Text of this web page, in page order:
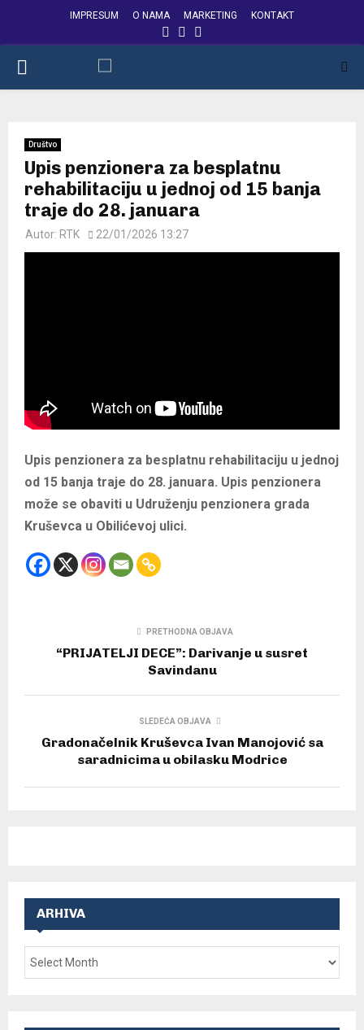
IMPRESUM O NAMA MARKETING KONTAKT
FACEBOOK
INSTAGRAM
PRIMARY
Društvo
Upis penzionera za besplatnu
rehabilitaciju u jednoj od 15 banja
traje do 28. januara
Autor: RTK 22/01/2026 13:27
Upis penzionera za besplatnu rehabilitaciju u jednoj
od 15 banja traje do 28. januara. Upis penzionera
može se obaviti u Udruženju penzionera grada
Kruševca u Obilićevoj ulici.
PRETHODNA OBJAVA
“PRIJATELJI DECE”: Darivanje u susret
Savindanu
SLEDEĆA OBJAVA
Gradonačelnik Kruševca Ivan Manojović sa
saradnicima u obilasku Modrice
ARHIVA